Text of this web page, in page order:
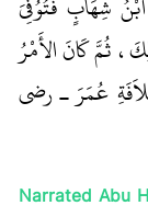
ثُمَّ كَانَ الأَمْرُ
عُمَرَ ـ رضى
Narrated Abu